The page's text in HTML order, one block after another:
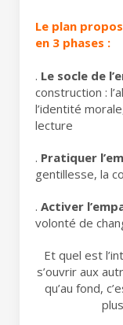
Le plan
en 3 phases :
. Le socle de
construction :
l’identité
lecture
. Pratiquer
gentillesse, la
. Activer
volonté de
Et quel est
s’ouvrir aux
qu’au fond,